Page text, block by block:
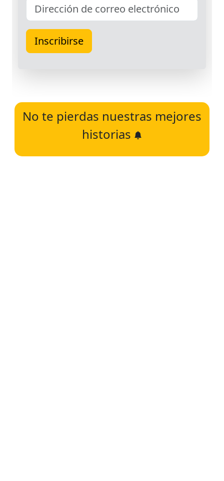
No te pierdas nuestras mejores
historias